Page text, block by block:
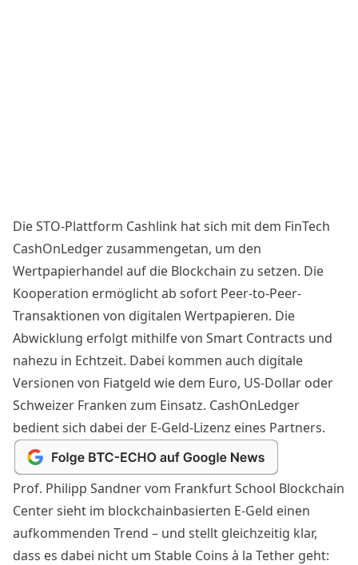
DieSTO-Plattform Cashlink hat sich mit dem FinTech
CashOnLedger zusammengetan, um den
Wertpapierhandel auf die Blockchain zu setzen. Die
Kooperation ermöglicht ab sofort Peer-to-Peer-
Transaktionen von digitalen Wertpapieren. Die
Abwicklung erfolgt mithilfe von Smart Contracts und
nahezu in Echtzeit. Dabei kommen auch digitale
Versionen von Fiatgeld wie dem Euro, US-Dollar oder
Schweizer Franken zum Einsatz. CashOnLedger
bedient sich dabei der E-Geld-Lizenz eines Partners.
Prof. Philipp Sandner vom Frankfurt School Blockchain
Center sieht im blockchainbasierten E-Geld einen
aufkommenden Trend – und stellt gleichzeitig klar,
dass es dabei nicht um Stable Coins à la Tether geht: